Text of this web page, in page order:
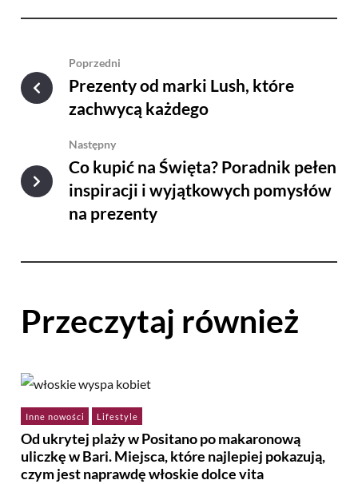
Poprzedni
Prezenty od marki Lush, które
zachwycą każdego
Następny
Co kupić na Święta? Poradnik pełen
inspiracji i wyjątkowych pomysłów
na prezenty
Przeczytaj również
Inne nowości Lifestyle
Od ukrytej plaży w Positano po makaronową
uliczkę w Bari. Miejsca, które najlepiej pokazują,
czym jest naprawdę włoskie dolce vita